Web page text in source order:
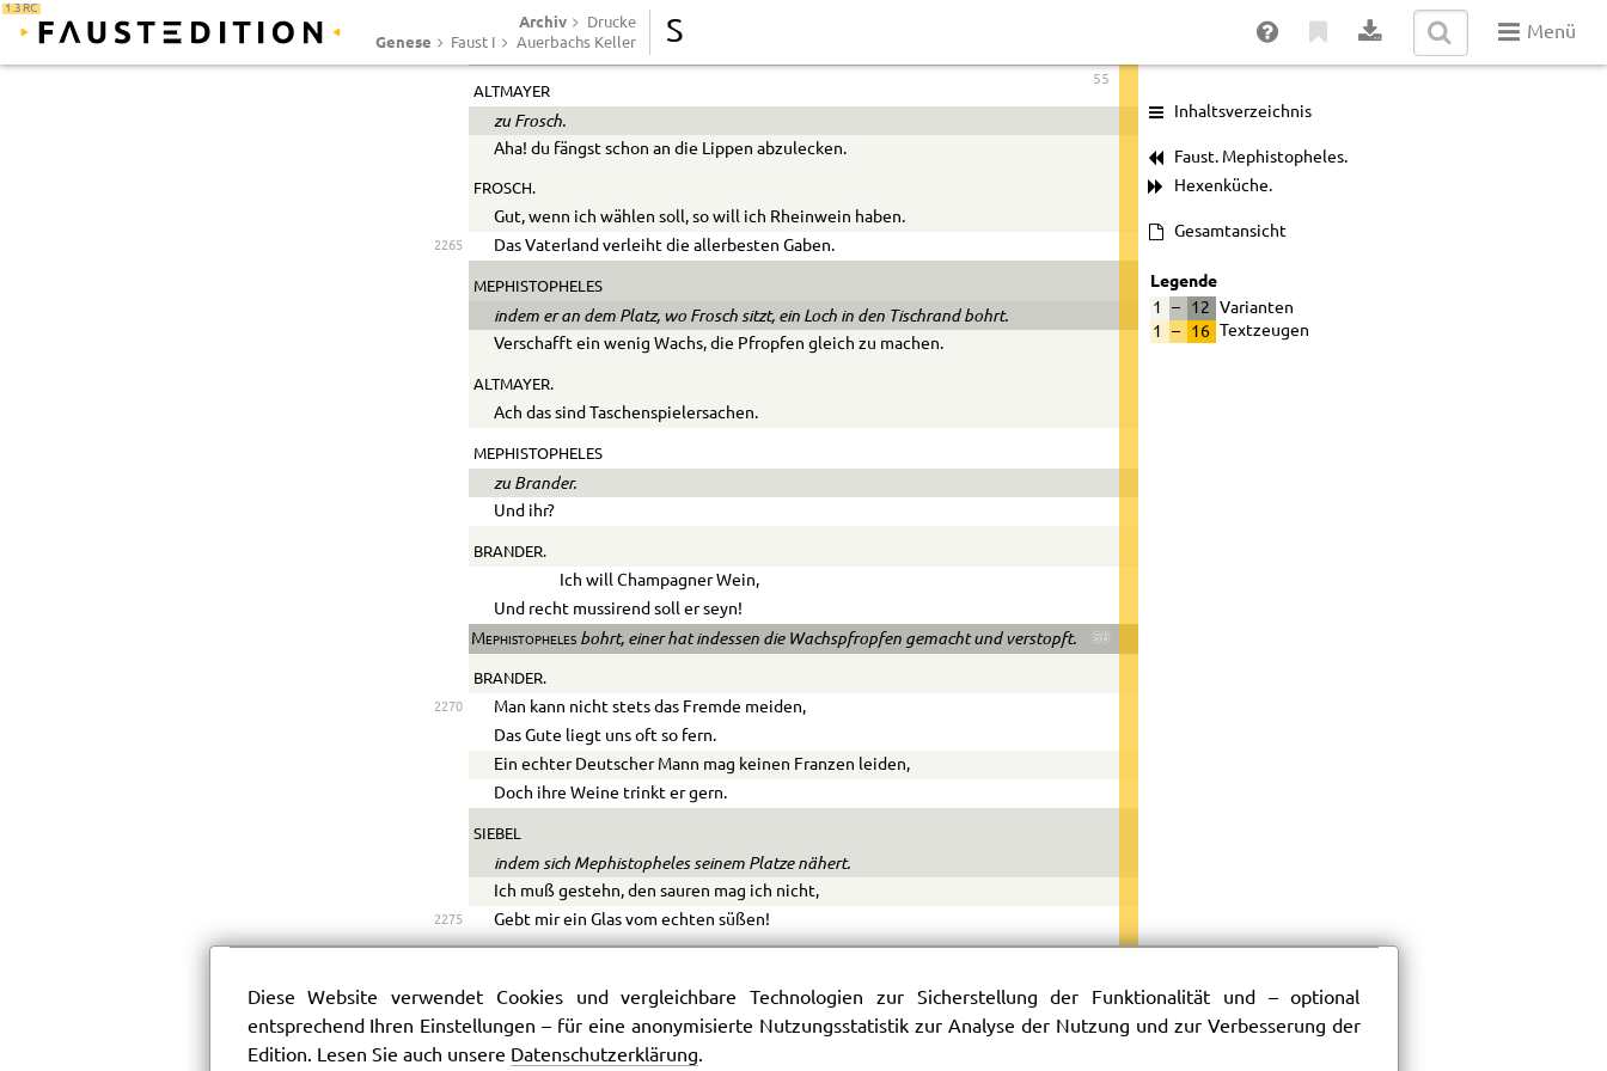
1.3 RC
Archiv Drucke
Genese Faust I Auerbachs Keller S Menü
MEPHISTOPHELES.
Ich stell’ es einem jeden frey.
55
ALTMAYER
zu Frosch.
Aha! du fängst schon an die Lippen abzulecken.
FROSCH.
Gut, wenn ich wählen soll, so will ich Rhein­wein haben.
2265 Das Vaterland verleiht die allerbesten Gaben.
MEPHISTOPHELES
indem er an dem Platz, wo Frosch sitzt, ein Loch in den Tischrand bohrt.
Verschafft ein wenig Wachs, die Pfropfen gleich zu machen.
ALTMAYER.
Ach das sind Taschenspielersachen.
MEPHISTOPHELES
zu Brander.
Und ihr?
BRANDER.
Ich will Champagner Wein,
Und recht mussirend soll er seyn!
56
Mephistophelesbohrt, einer hat indessen die Wachspfropfen gemacht und verstopft.
BRANDER.
2270
Man kann nicht stets das Fremde meiden,
Das Gute liegt uns oft so fern.
Ein echter Deutscher Mann mag keinen Fran­zen leiden,
Doch ihre Weine trinkt er gern.
SIEBEL
indem sich Mephistopheles seinem Platze nähert.
Ich muß gestehn, den sauren mag ich nicht,
2275 Gebt mir ein Glas vom echten süßen!
bohrt.
Euch soll sogleich Tokayer fließen.
ALTMAYER.
Inhaltsverzeichnis
Faust. Mephistopheles.
Hexenküche.
Gesamtansicht
Legende
1 – 12
Varianten
1
– 16 Textzeugen
Diese Website verwendet Cookies und vergleichbare Technologien zur Sicherstellung der Funktionalität und – optional
entsprechend Ihren Einstellungen – für eine anonymisierte Nutzungsstatistik zur Analyse der Nutzung und zur Verbesserung der
Edition. Lesen Sie auch unsere Datenschutzerklärung.